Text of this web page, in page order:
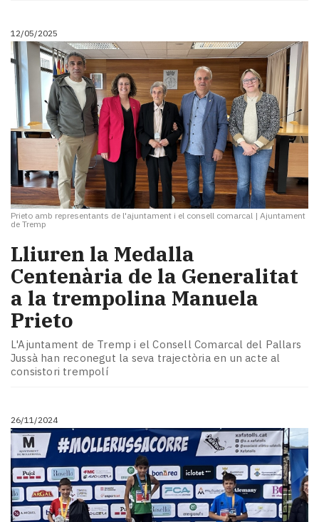
12/05/2025
Prieto amb representants de l'ajuntament i el consell comarcal | Ajuntament
de Tremp
Lliuren la Medalla
Centenària de la Generalitat
a la trempolina Manuela
Prieto
L'Ajuntament de Tremp i el Consell Comarcal del Pallars
Jussà han reconegut la seva trajectòria en un acte al
consistori trempolí
26/11/2024